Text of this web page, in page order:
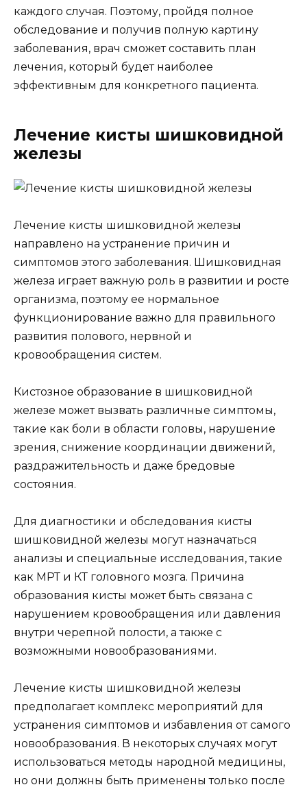
каждого случая. Поэтому, пройдя полное
обследование и получив полную картину
заболевания, врач сможет составить план
лечения, который будет наиболее
эффективным для конкретного пациента.
Лечение кисты шишковидной
железы
Лечение кисты шишковидной железы
направлено на устранение причин и
симптомов этого заболевания. Шишковидная
железа играет важную роль в развитии и росте
организма, поэтому ее нормальное
функционирование важно для правильного
развития полового, нервной и
кровообращения систем.
Кистозное образование в шишковидной
железе может вызвать различные симптомы,
такие как боли в области головы, нарушение
зрения, снижение координации движений,
раздражительность и даже бредовые
состояния.
Для диагностики и обследования кисты
шишковидной железы могут назначаться
анализы и специальные исследования, такие
как МРТ и КТ головного мозга. Причина
образования кисты может быть связана с
нарушением кровообращения или давления
внутри черепной полости, а также с
возможными новообразованиями.
Лечение кисты шишковидной железы
предполагает комплекс мероприятий для
устранения симптомов и избавления от самого
новообразования. В некоторых случаях могут
использоваться методы народной медицины,
но они должны быть применены только после